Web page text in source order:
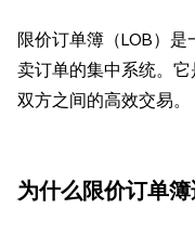
限价订单簿（LOB）
卖订单的集中系统。
双方之间的高效交易。
为什么限价订单